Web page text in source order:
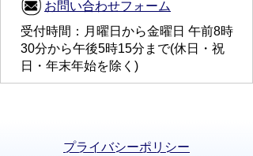
お問い合わせフォーム
受付時間：月曜日から金曜日 午前8時
30分から午後5時15分まで(休日・祝
日・年末年始を除く)
プライバシーポリシー